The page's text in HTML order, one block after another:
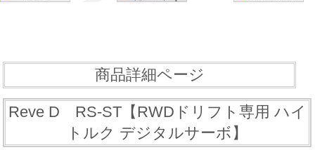
商品詳細ページ
Reve D RS-ST【RWDドリフト専用 ハイ
トルク デジタルサーボ】